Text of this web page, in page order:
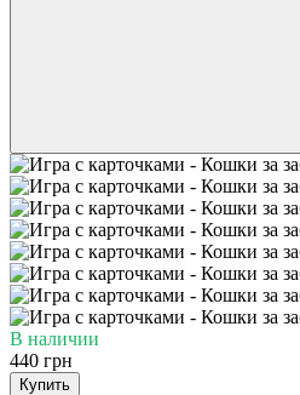
В наличии
440 грн
Купить